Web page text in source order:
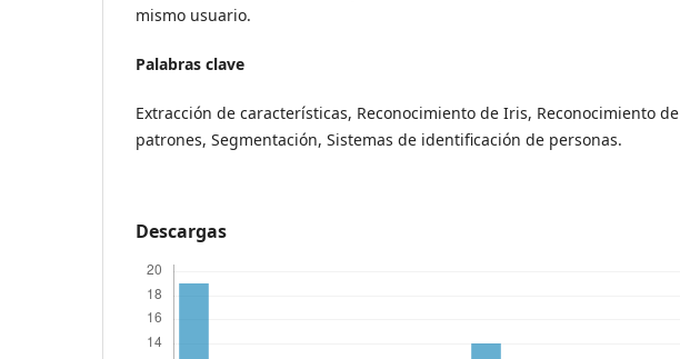
mismo usuario.
Palabras clave
Extracción de características, Reconocimiento de Iris, Reconocimiento de
patrones, Segmentación, Sistemas de identificación de personas.
Descargas